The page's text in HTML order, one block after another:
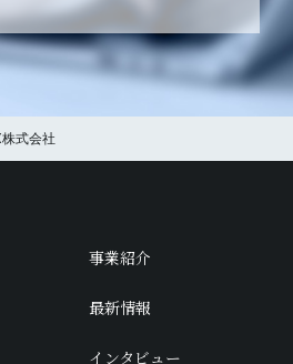
株式会社
事業紹介
最新情報
インタビュー